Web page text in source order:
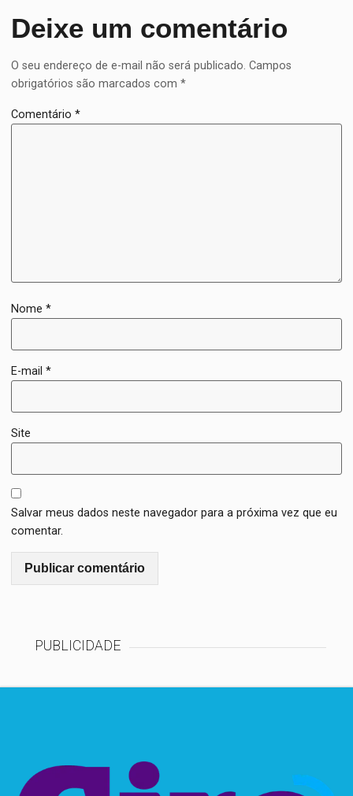
Deixe um comentário
O seu endereço de e-mail não será publicado. Campos
obrigatórios são marcados com*
Comentário*
Nome*
E-mail*
Site
Salvar meus dados neste navegador para a próxima vez que eu
comentar.
PUBLICIDADE